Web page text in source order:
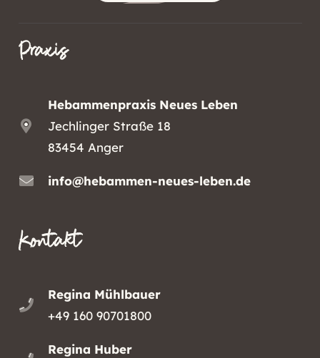
Praxis
Hebammenpraxis Neues Leben
Jechlinger Straße 18
83454 Anger
info@hebammen-neues-leben.de
Kontakt
Regina Mühlbauer
+49 160 90701800
Regina Huber